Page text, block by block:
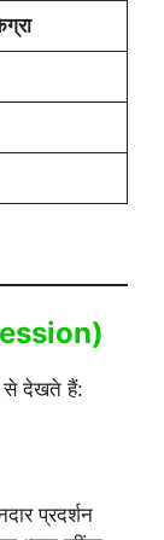
से देखते हैं:
प्रदर्शन